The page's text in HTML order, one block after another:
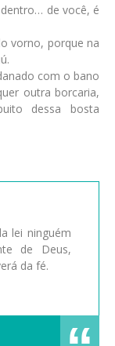
de você, é
vorno, porque na
com o bano
outra borcaria,
dessa bosta
lei ninguém
de Deus,
da fé.